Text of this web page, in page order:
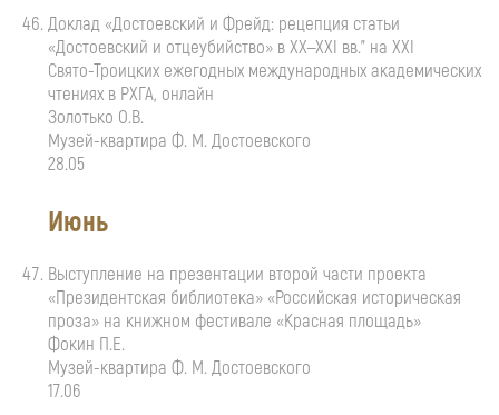
Доклад «Достоевский и Фрейд: рецепция статьи
«Достоевский и отцеубийство» вXX—XXI вв." на XXI
Свято-Троицких ежегодных международных академических
чтениях в РХГА, онлайн
Золотько О.В.
Музей-квартира Ф. М. Достоевского
28.05
Июнь
Выступление на презентации второй части проекта
«Президентская библиотека» «Российская историческая
проза» на книжном фестивале «Красная площадь»
Фокин П.Е.
Музей-квартира Ф. М. Достоевского
17.06